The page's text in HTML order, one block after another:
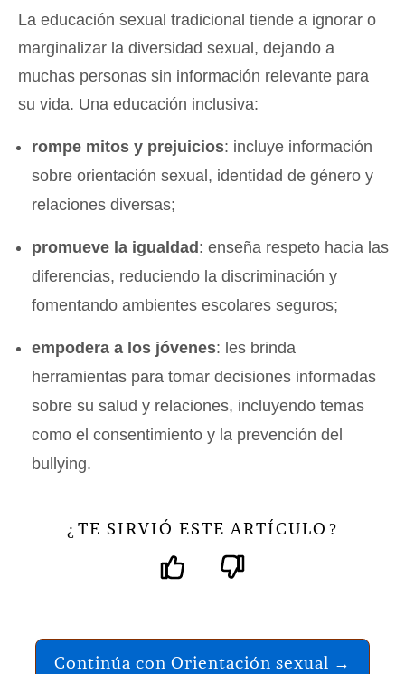
La educación sexual tradicional tiende a ignorar o
marginalizar la diversidad sexual, dejando a
muchas personas sin información relevante para
su vida. Una educación inclusiva:
rompe mitos y prejuicios: incluye información
sobre orientación sexual, identidad de género y
relaciones diversas;
promueve la igualdad: enseña respeto hacia las
diferencias, reduciendo la discriminación y
fomentando ambientes escolares seguros;
empodera a los jóvenes: les brinda
herramientas para tomar decisiones informadas
sobre su salud y relaciones, incluyendo temas
como el consentimiento y la prevención del
bullying.
¿ TE SIRVIÓ ESTE ARTÍCULO ?
Continúa con Orientación sexual →